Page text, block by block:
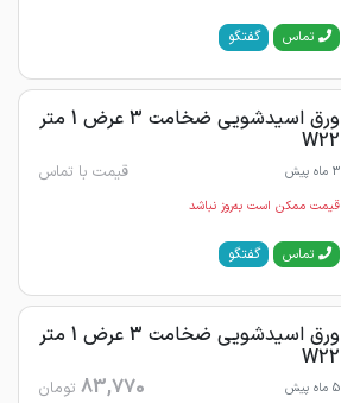
تماس گفتگو
ورق اسیدشویی ضخامت 3 عرض 1 متر
W22
3 ماه پیش قیمت با تماس
قیمت ممکن است به‌روز نباشد
تماس گفتگو
ورق اسیدشویی ضخامت 3 عرض 1 متر
W22
5 ماه پیش 83,770 تومان